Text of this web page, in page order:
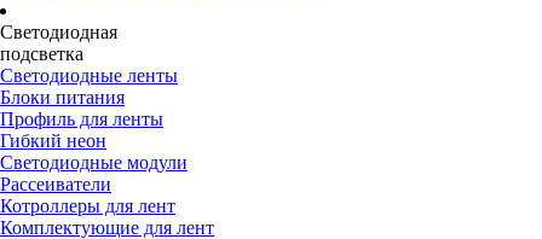
Светодиодная
подсветка
Светодиодные ленты
Блоки питания
Профиль для ленты
Гибкий неон
Светодиодные модули
Рассеиватели
Котроллеры для лент
Комплектующие для лент